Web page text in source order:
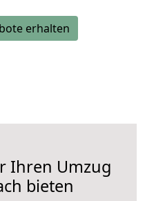
erhalten
Ihren Umzug
bieten